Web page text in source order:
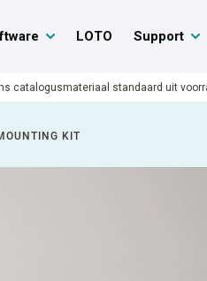
LOTO Support
catalogusmateriaal standaard uit
KIT